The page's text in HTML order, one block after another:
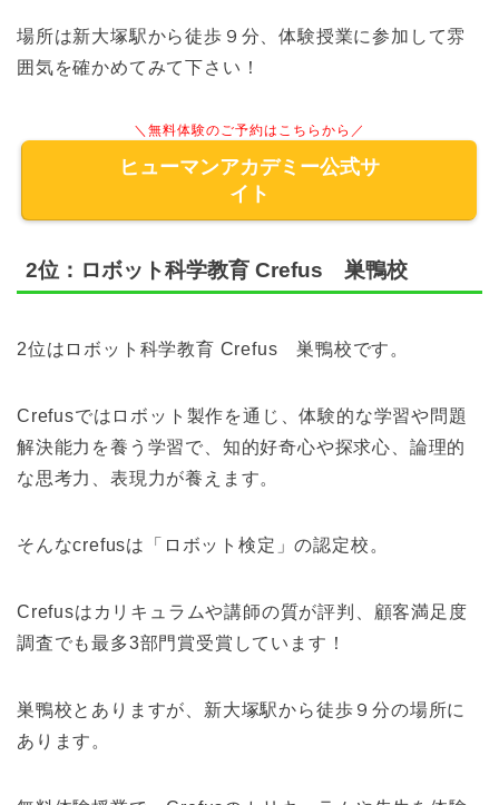
場所は新大塚駅から徒歩９分、体験授業に参加して雰
囲気を確かめてみて下さい！
＼無料体験のご予約はこちらから／
ヒューマンアカデミー公式サ
イト
2位：ロボット科学教育 Crefus 巣鴨校
2位はロボット科学教育 Crefus 巣鴨校です。
Crefusではロボット製作を通じ、体験的な学習や問題
解決能力を養う学習で、知的好奇心や探求心、論理的
な思考力、表現力が養えます。
そんなcrefusは「ロボット検定」の認定校。
Crefusはカリキュラムや講師の質が評判、顧客満足度
調査でも最多3部門賞受賞しています！
巣鴨校とありますが、新大塚駅から徒歩９分の場所に
あります。